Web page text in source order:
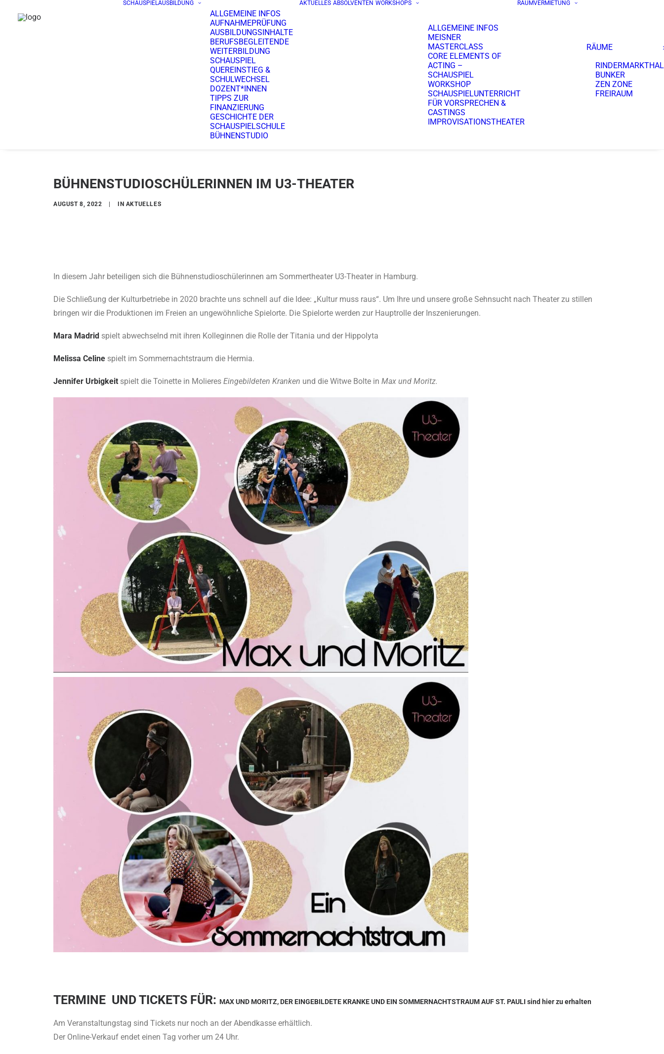
SCHAUSPIELAUSBILDUNG
ALLGEMEINE INFOS
AUFNAHMEPRÜFUNG
AUSBILDUNGSINHALTE
BERUFSBEGLEITENDE
WEITERBILDUNG
SCHAUSPIEL
QUEREINSTIEG &
SCHULWECHSEL
DOZENT*INNEN
TIPPS ZUR
FINANZIERUNG
GESCHICHTE DER
SCHAUSPIELSCHULE
BÜHNENSTUDIO
AKTUELLES ABSOLVENTEN WORKSHOPS
ALLGEMEINE INFOS
MEISNER
MASTERCLASS
CORE ELEMENTS OF
ACTING –
SCHAUSPIEL
WORKSHOP
SCHAUSPIELUNTERRICHT
FÜR VORSPRECHEN &
CASTINGS
IMPROVISATIONSTHEATER
RAUMVERMIETUNG
RÄUME
BUNKER
ZEN ZONE
FREIRAUM
BÜHNENSTUDIOSCHÜLERINNEN IM U3-THEATER
AUGUST 8, 2022 IN AKTUELLES
In diesem Jahr beteiligen sich die Bühnenstudioschülerinnen am Sommertheater U3-Theater in Hamburg.
Die Schließung der Kulturbetriebe in 2020 brachte uns schnell auf die Idee: „Kultur muss raus“. Um Ihre und unsere große Sehnsucht nach Theater zu stillen
bringen wir die Produktionen im Freien an ungewöhnliche Spielorte. Die Spielorte werden zur Hauptrolle der Inszenierungen.
Mara Madrid spielt abwechselnd mit ihren Kolleginnen die Rolle der Titania und der Hippolyta
Melissa Celine spielt im Sommernachtstraum die Hermia.
Jennifer Urbigkeit spielt die Toinette in Molieres Eingebildeten Kranken und die Witwe Bolte in Max und Moritz.
TERMINE UND TICKETS FÜR: MAX UND MORITZ, DER EINGEBILDETE KRANKE UND EIN SOMMERNACHTSTRAUM AUF ST. PAULI sind hier zu erhalten
Am Veranstaltungstag sind Tickets nur noch an der Abendkasse erhältlich.
Der Online-Verkauf endet einen Tag vorher um 24 Uhr.